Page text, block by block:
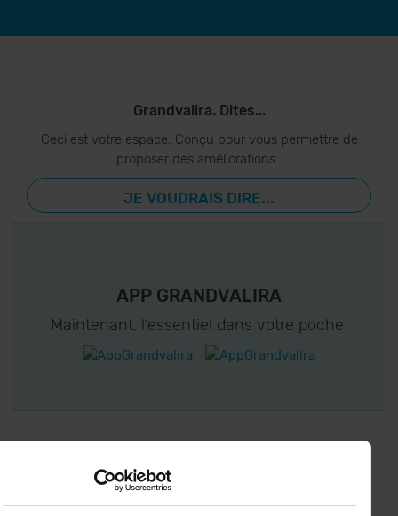
Grandvalira. Dites...
Ceci est votre espace. Conçu pour vous permettre de
proposer des améliorations..
JE VOUDRAIS DIRE...
APP GRANDVALIRA
Maintenant, l'essentiel dans votre poche.
CONNECTEZ-VOUS À GRANDVALIRA!
Suivez-nous sur les Réseaux Sociaux et soyez